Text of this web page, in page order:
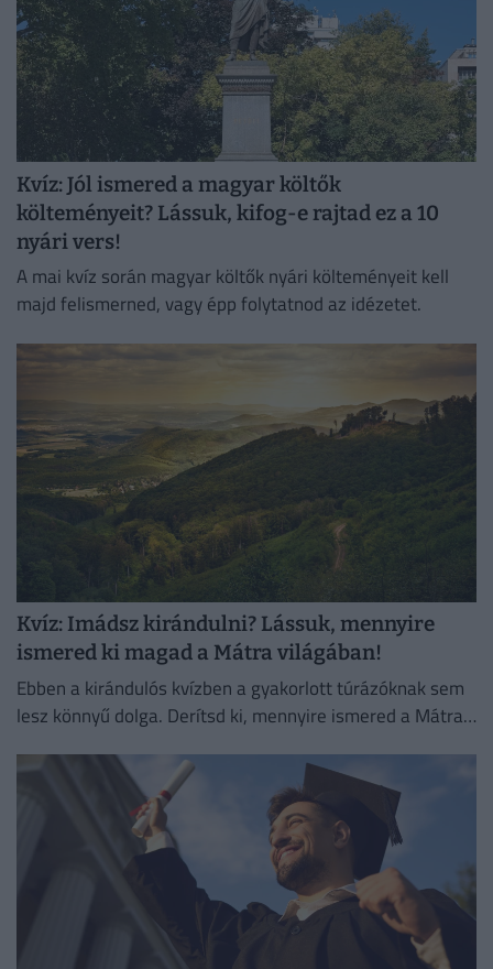
Kvíz: Jól ismered a magyar költők
költeményeit? Lássuk, kifog-e rajtad ez a 10
nyári vers!
A mai kvíz során magyar költők nyári költeményeit kell
majd felismerned, vagy épp folytatnod az idézetet.
Kvíz: Imádsz kirándulni? Lássuk, mennyire
ismered ki magad a Mátra világában!
Ebben a kirándulós kvízben a gyakorlott túrázóknak sem
lesz könnyű dolga. Derítsd ki, mennyire ismered a Mátra